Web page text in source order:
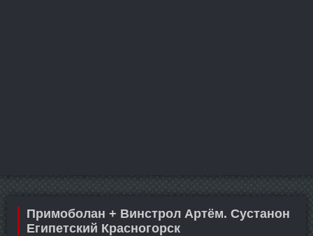
Примоболан + Винстрол Артём. Сустанон
Египетский Красногорск